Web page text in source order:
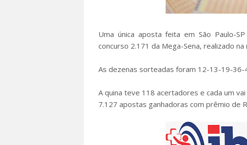
Uma única aposta feita em São Paulo-
concurso 2.171 da Mega-Sena, realizado
As dezenas sorteadas foram 12-13-19-36-
A quina teve 118 acertadores e cada um
7.127 apostas ganhadoras com prêmio de